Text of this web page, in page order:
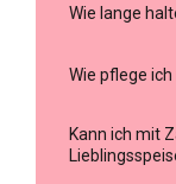
Wie lange
Wie pflege
Kann ich mit